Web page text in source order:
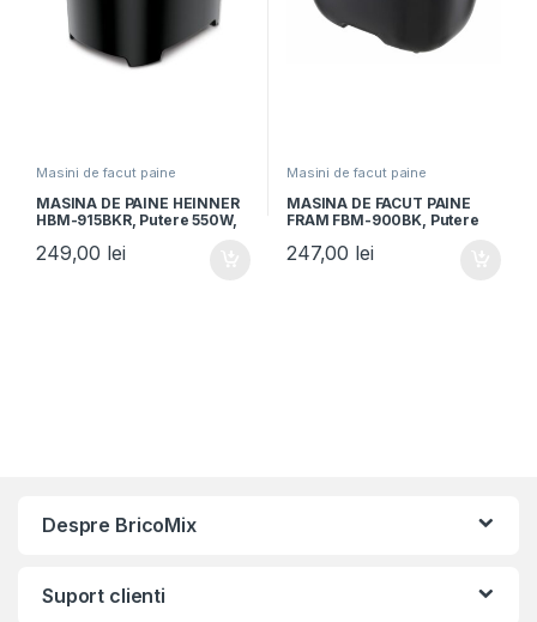
Masini de facut paine
MASINA DE PAINE HEINNER
HBM-915BKR, Putere 550W,
programe, Negru/Rosu
249,00 lei
Masini de facut paine
MASINA DE FACUT PAINE
FRAM FBM-900BK, Putere
1000g, 12 programe,
Functie mentinere la cald 30
247,00 lei
Despre BricoMix
Suport clienti